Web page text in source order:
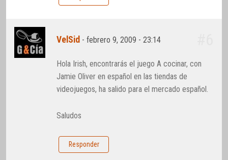
VelSid -febrero 9, 2009 - 23:14
Hola Irish, encontrarás el juego A cocinar, con
Jamie Oliver en español en las tiendas de
videojuegos, ha salido para el mercado español.
Saludos
Responder